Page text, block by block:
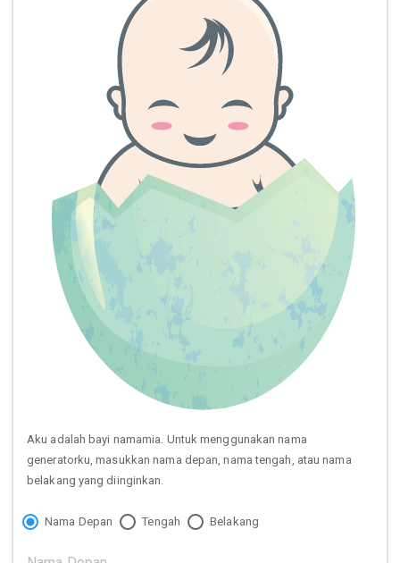
Aku adalah bayi namamia. Untuk menggunakan nama
generatorku, masukkan nama depan, nama tengah, atau nama
belakang yang diinginkan.
Nama Depan Tengah Belakang